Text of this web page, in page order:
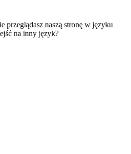
przeglądasz naszą stronę w języku
na inny język?